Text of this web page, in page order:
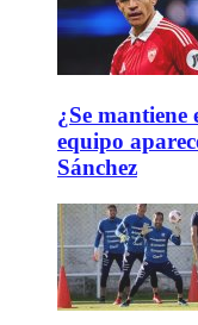
¿Se
equipo
Sánchez